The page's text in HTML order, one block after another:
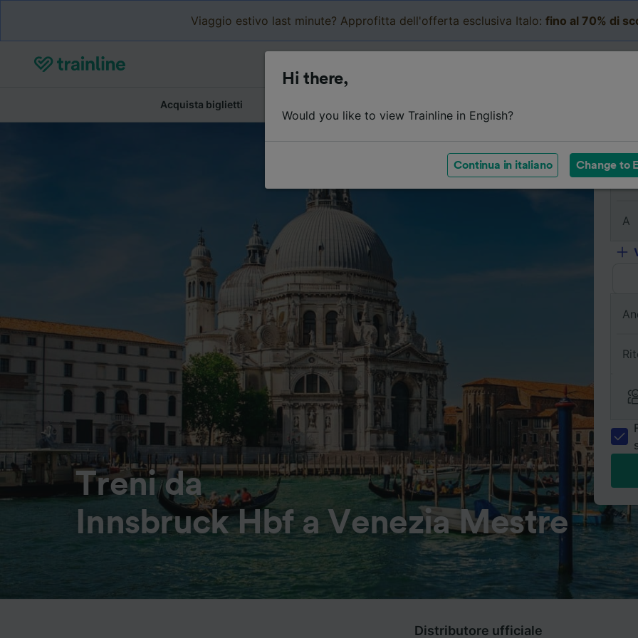
Viaggio estivo last minute? Approfitta dell'offerta esclusiva Italo: fino al 70% di
Acquista biglietti
Treni da
Innsbruck Hbf a Venezia Mestre
Da
A
Distributore ufficiale
Hi there,
Would you like to view Trainline in English?
Continua in italiano Change to